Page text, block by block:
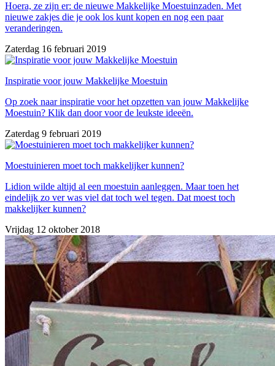
Hoera, ze zijn er: de nieuwe Makkelijke Moestuinzaden. Met
nieuwe zakjes die je ook los kunt kopen en nog een paar
veranderingen.
Zaterdag 16 februari 2019
Inspiratie voor jouw Makkelijke Moestuin
Op zoek naar inspiratie voor het opzetten van jouw Makkelijke
Moestuin? Klik dan door voor de leukste ideeën.
Zaterdag 9 februari 2019
Moestuinieren moet toch makkelijker kunnen?
Lidion wilde altijd al een moestuin aanleggen. Maar toen het
eindelijk zo ver was viel dat toch wel tegen. Dat moest toch
makkelijker kunnen?
Vrijdag 12 oktober 2018